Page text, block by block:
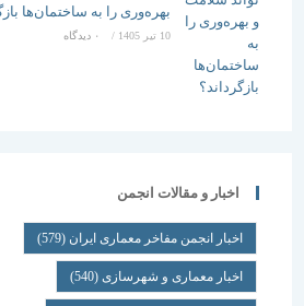
بهره‌وری را به ساختمان‌ها بازگرداند؟
/ ۰ دیدگاه
اخبار و مقالات انجمن
اخبار انجمن مفاخر معماری ایران (579)
اخبار معماری و شهرسازی(540)